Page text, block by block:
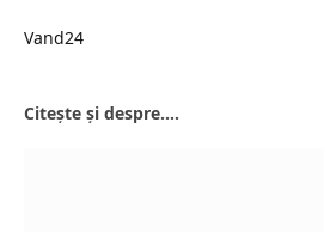
Vand24
Citește și despre....